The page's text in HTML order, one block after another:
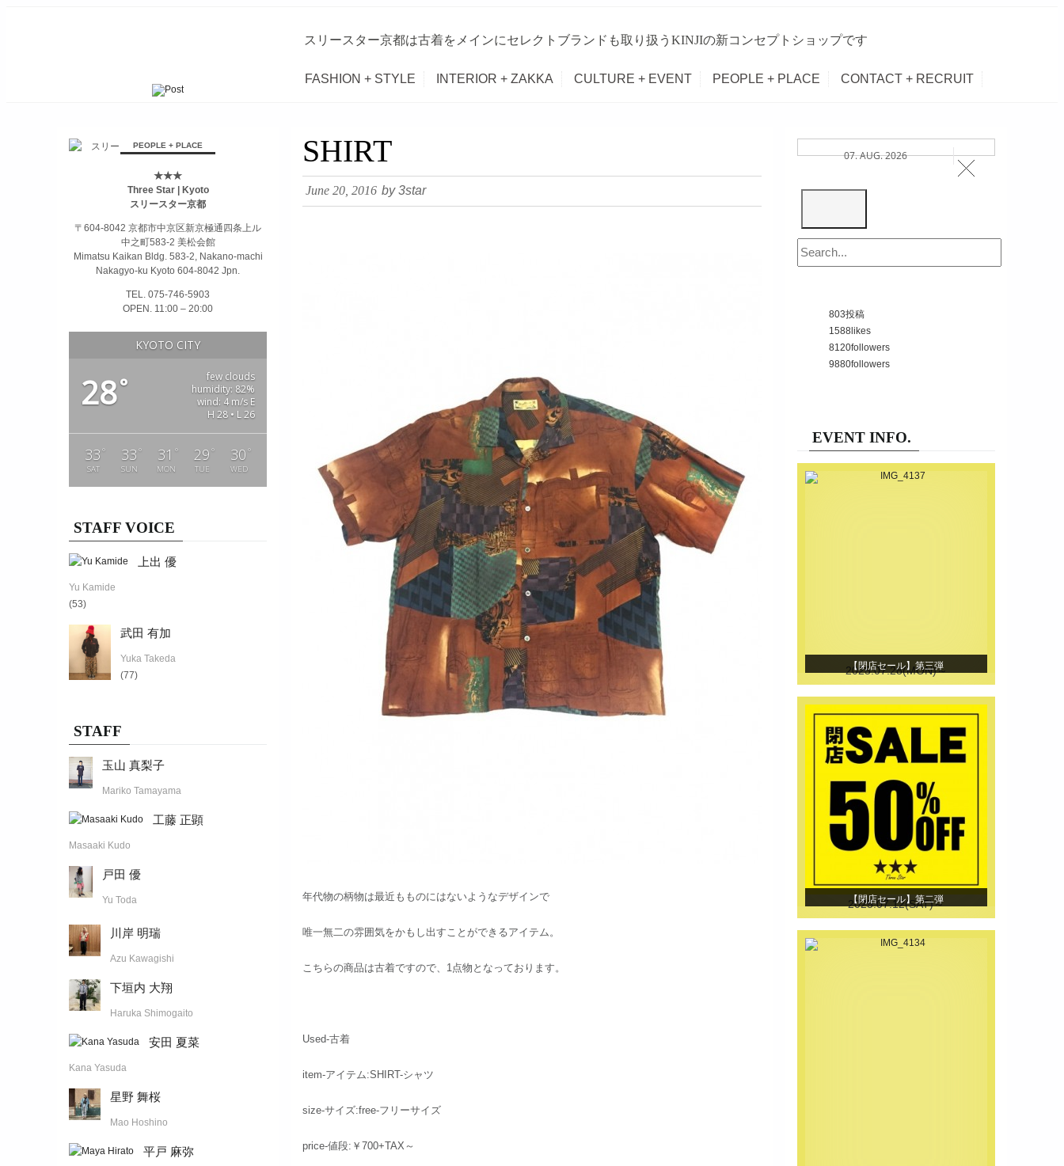
スリースター京都は古着をメインにセレクトブランドも取り扱うKINJIの新コンセプトショップです
FASHION + STYLE INTERIOR + ZAKKA CULTURE + EVENT PEOPLE + PLACE CONTACT + RECRUIT
займ на карту онлайн без отказа
PEOPLE + PLACE
★★★
Three Star | Kyoto
スリースター京都
〒604-8042 京都市中京区新京極通四条上ル
中之町583-2 美松会館
Mimatsu Kaikan Bldg. 583-2, Nakano-machi
Nakagyo-ku Kyoto 604-8042 Jpn.
TEL. 075-746-5903
OPEN. 11:00 – 20:00
KYOTO CITY
28°
few clouds
humidity: 82%
wind: 4 m/s E
H 28 • L 26
33 °
SAT
33 °
SUN
31 °
MON
29 °
TUE
30 °
WED
STAFF VOICE
上出 優
Yu Kamide
(53)
武田 有加
Yuka Takeda
(77)
STAFF
玉山 真梨子
Mariko Tamayama
工藤 正顕
Masaaki Kudo
戸田 優
Yu Toda
川岸 明瑞
Azu Kawagishi
下垣内 大翔
Haruka Shimogaito
安田 夏菜
Kana Yasuda
星野 舞桜
Mao Hoshino
平戸 麻弥
SHIRT
June 20, 2016 by 3star
年代物の柄物は最近もものにはないようなデザインで
唯一無二の雰囲気をかもし出すことができるアイテム。
こちらの商品は古着ですので、1点物となっております。
Used-古着
item-アイテム:SHIRT-シャツ
size-サイズ:free-フリーサイズ
price-値段:￥700+TAX～
07. AUG. 2026
803投稿
1588 likes
8120followers
9880followers
EVENT INFO.
【閉店セール】第三弾
2025.07.28(MON)～
【閉店セール】第二弾
2025.07.12(SAT)～